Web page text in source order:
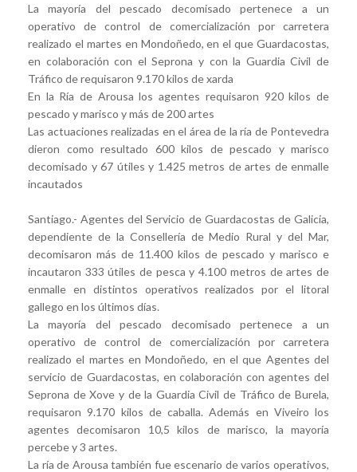
La mayoría del pescado decomisado pertenece a un
operativo de control de comercialización por carretera
realizado el martes en Mondoñedo, en el que Guardacostas,
en colaboración con el Seprona y con la Guardia Civil de
Tráfico de requisaron 9.170 kilos de xarda
En la Ría de Arousa los agentes requisaron 920 kilos de
pescado y marisco y más de 200 artes
Las actuaciones realizadas en el área de la ría de Pontevedra
dieron como resultado 600 kilos de pescado y marisco
decomisado y 67 útiles y 1.425 metros de artes de enmalle
incautados
Santiago.-Agentes del Servicio de Guardacostas de Galicia,
dependiente de la Consellería de Medio Rural y del Mar,
decomisaron más de 11.400 kilos de pescado y marisco e
incautaron 333 útiles de pesca y 4.100 metros de artes de
enmalle en distintos operativos realizados por el litoral
gallego en los últimos días.
La mayoría del pescado decomisado pertenece a un
operativo de control de comercialización por carretera
realizado el martes en Mondoñedo, en el que Agentes del
servicio de Guardacostas, en colaboración con agentes del
Seprona de Xove y de la Guardia Civil de Tráfico de Burela,
requisaron 9.170 kilos de caballa. Además en Viveiro los
agentes decomisaron 10,5 kilos de marisco, la mayoría
percebe y 3 artes.
La ría de Arousa también fue escenario de varios operativos,